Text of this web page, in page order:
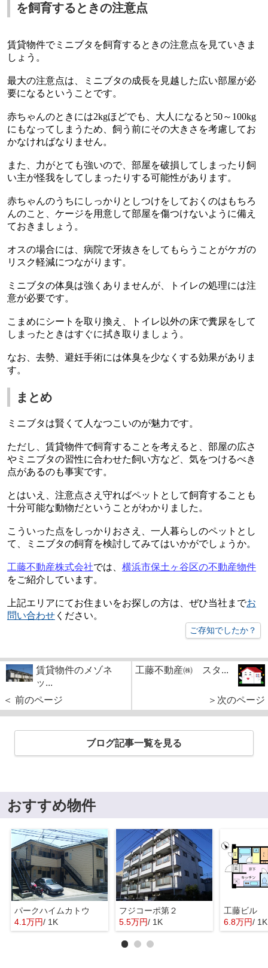
を飼育するときの注意点
賃貸物件でミニブタを飼育するときの注意点を見ていきま
しょう。
最大の注意点は、ミニブタの成長を見越した広い部屋が必
要になるということです。
赤ちゃんのときには2kgほどでも、大人になると 50～ 100kg
にもなってしまうため、飼う前にその大きさを考慮してお
かなければなりません。
また、力がとても強いので、部屋を破損してしまったり飼
い主が怪我をしてしまったりする可能性があります。
赤ちゃんのうちにしっかりとしつけをしておくのはもちろ
んのこと、ケージを用意して部屋を傷つけないように備え
ておきましょう。
オスの場合には、病院で牙抜きをしてもらうことがケガの
リスク軽減につながります。
ミニブタの体臭は強くありませんが、トイレの処理には注
意が必要です。
こまめにシートを取り換え、トイレ以外の床で糞尿をして
しまったときはすぐに拭き取りましょう。
なお、去勢、避妊手術には体臭を少なくする効果がありま
す。
まとめ
ミニブタは賢くて人なつこいのが魅力です。
ただし、賃貸物件で飼育することを考えると、部屋の広さ
やミニブタの習性に合わせた飼い方など、気をつけるべき
点があるのも事実です。
とはいえ、注意点さえ守ればペットとして飼育することも
十分可能な動物だということがわかりました。
こういった点をしっかりおさえ、一人暮らしのペットとし
て、ミニブタの飼育を検討してみてはいかがでしょうか。
工藤不動産株式会社では、 横浜市保土ヶ谷区の不動産物件
をご紹介しています。
上記エリアにてお住まいをお探しの方は、ぜひ当社までお
問い合わせください。
ご存知でしたか？
賃貸物件のメゾネ
ッ...
＜ 前のページ
工藤不動産㈱ スタ...
＞次のページ
ブログ記事一覧を見る
おすすめ物件
パークハイムカトウ
4.1万円/ 1K
フジコーポ第２
5.5万円/ 1K
工藤ビル
6.8万円/ 1K